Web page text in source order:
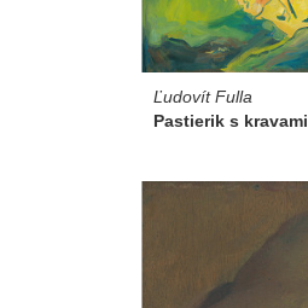
Ľudovít Fulla
Pastierik s kravami